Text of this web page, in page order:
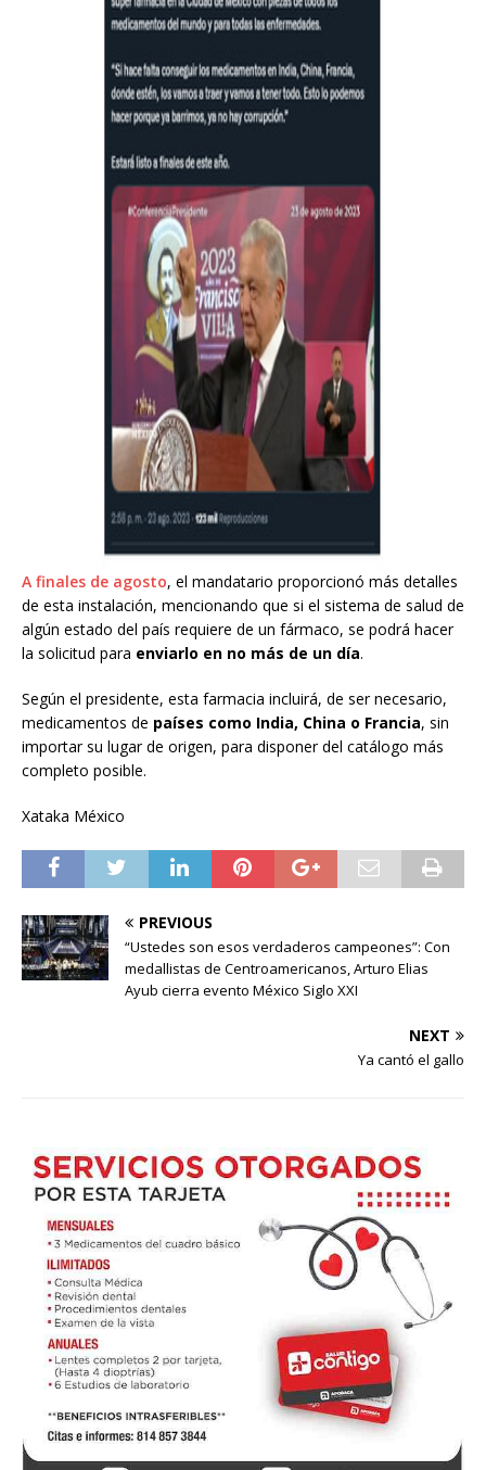
A finales de agosto, el mandatario proporcionó más detalles
de esta instalación, mencionando que si el sistema de salud de
algún estado del país requiere de un fármaco, se podrá hacer
la solicitud para enviarlo en no más de un día.
Según el presidente, esta farmacia incluirá, de ser necesario,
medicamentos de países como India, China o Francia, sin
importar su lugar de origen, para disponer del catálogo más
completo posible.
Xataka México
PREVIOUS
“Ustedes son esos verdaderos campeones”: Con
medallistas de Centroamericanos, Arturo Elias
Ayub cierra evento México Siglo XXI
NEXT
Ya cantó el gallo